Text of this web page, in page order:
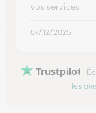
vos services
07/12/2025
Trustpilot
les